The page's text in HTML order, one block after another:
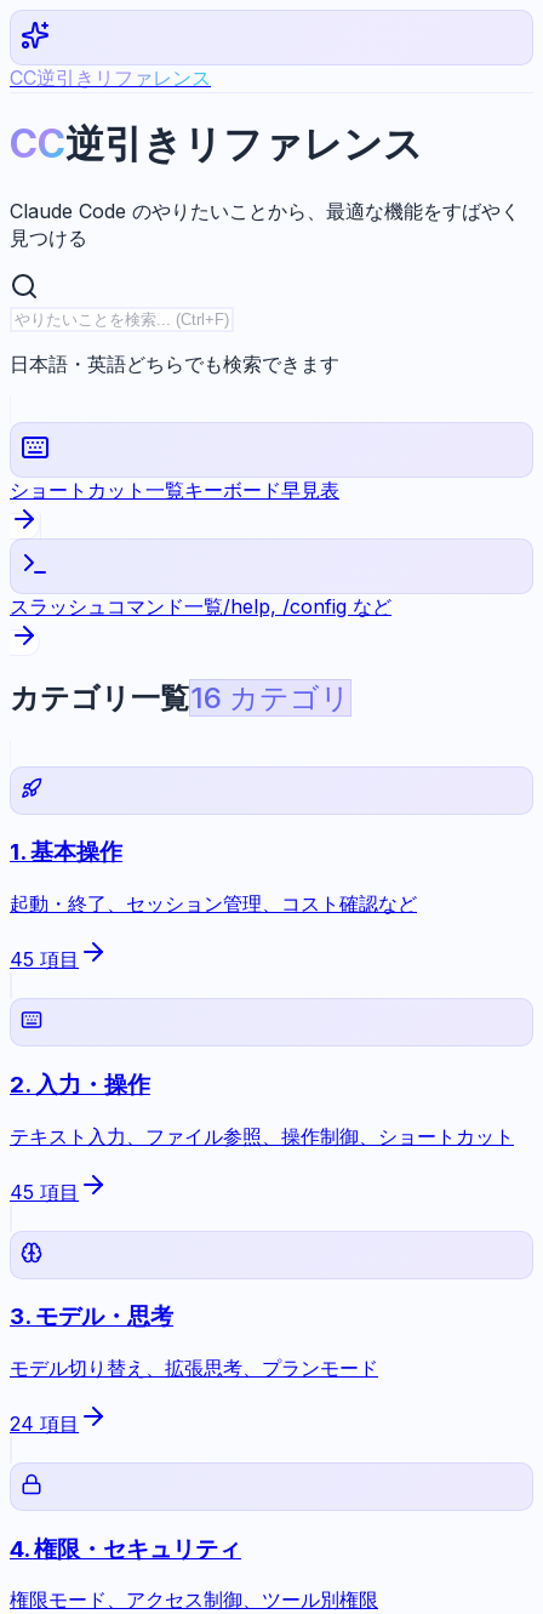
CC逆引きリファレンス
CC逆引きリファレンス
Claude Code のやりたいことから、最適な機能をすばやく
見つける
日本語・英語どちらでも検索できます
ショートカット一覧キーボード早見表
スラッシュコマンド一覧/help, /config など
カテゴリ一覧16 カテゴリ
1.基本操作
起動・終了、セッション管理、コスト確認など
45 項目
2. 入力・操作
テキスト入力、ファイル参照、操作制御、ショートカット
45 項目
3. モデル・思考
モデル切り替え、拡張思考、プランモード
24 項目
4.権限・セキュリティ
権限モード、アクセス制御、ツール別権限